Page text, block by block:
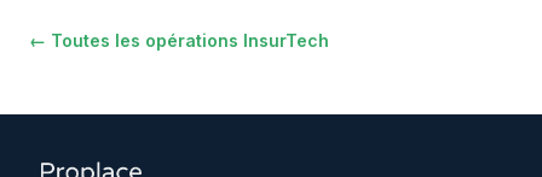
← Toutes les opérations InsurTech